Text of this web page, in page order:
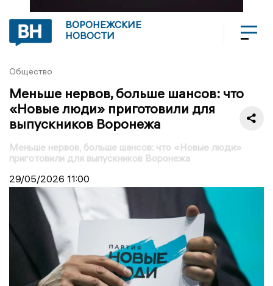
ВОРОНЕЖСКИЕ
НОВОСТИ
Общество
Меньше нервов, больше шансов: что
«Новые люди» приготовили для
выпускников Воронежа
Меньше нервов, больше шансов: что «Новые люди»
приготовили для выпускников Воронежа
29/05/2026 11:00